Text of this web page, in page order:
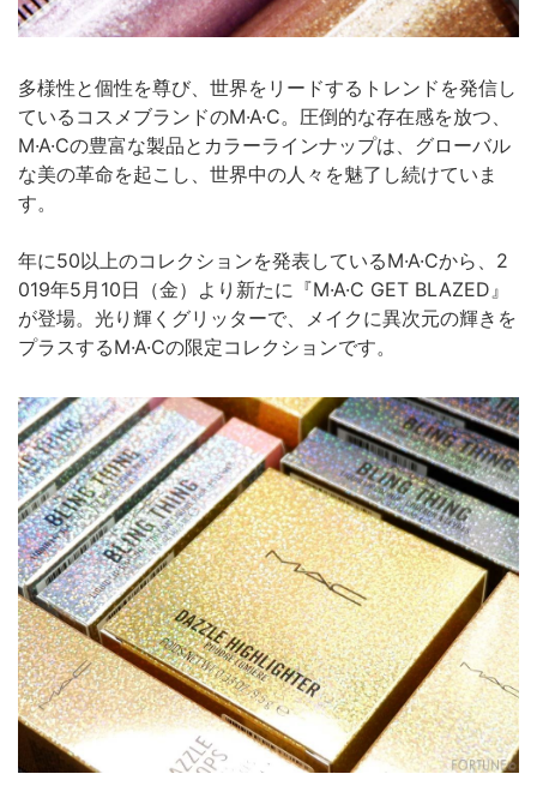
多様性と個性を尊び、世界をリードするトレンドを発信し
ているコスメブランドのM·A·C。圧倒的な存在感を放つ、
M·A·Cの豊富な製品とカラーラインナップは、グローバル
な美の革命を起こし、世界中の人々を魅了し続けていま
す。
年に50以上のコレクションを発表しているM·A·Cから、2
019年5月10日（金）より新たに『M·A·C GET BLAZED』
が登場。光り輝くグリッターで、メイクに異次元の輝きを
プラスするM·A·Cの限定コレクションです。